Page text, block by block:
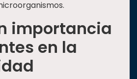
importancia
en la